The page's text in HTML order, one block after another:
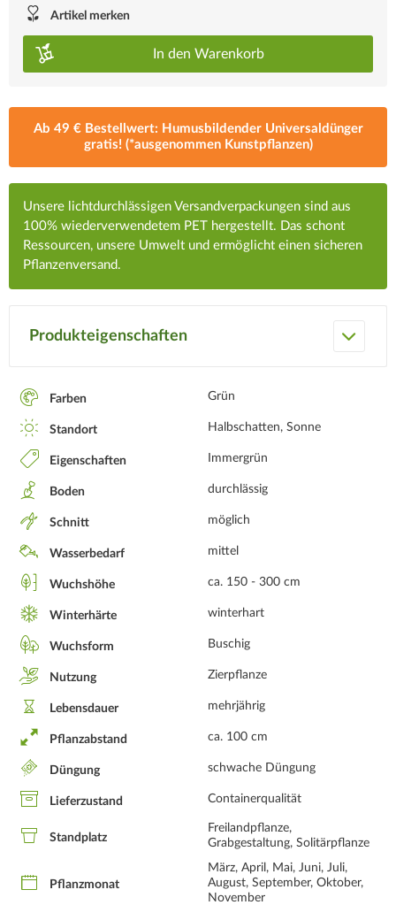
Artikel merken
In den Warenkorb
Ab 49 € Bestellwert: Humusbildender Universaldünger
gratis! (*ausgenommen Kunstpflanzen)
Unsere lichtdurchlässigen Versandverpackungen sind aus
100% wiederverwendetem PET hergestellt. Das schont
Ressourcen, unsere Umwelt und ermöglicht einen sicheren
Pflanzenversand.
Produkteigenschaften
Farben Grün
Standort Halbschatten, Sonne
Eigenschaften Immergrün
Boden durchlässig
Schnitt möglich
Wasserbedarf mittel
Wuchshöhe ca. 150 - 300 cm
Winterhärte winterhart
Wuchsform Buschig
Nutzung Zierpflanze
Lebensdauer mehrjährig
Pflanzabstand ca. 100 cm
Düngung schwache Düngung
Lieferzustand Containerqualität
Standplatz
Freilandpflanze,
Grabgestaltung, Solitärpflanze
Pflanzmonat
März, April, Mai, Juni, Juli,
August, September, Oktober,
November